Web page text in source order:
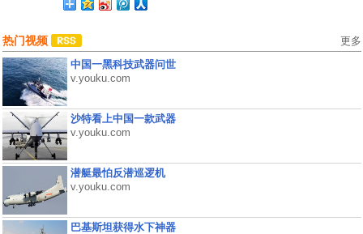
热门视频 更多
中国一黑科技武器问世
v.youku.com
沙特看上中国一款武器
v.youku.com
潜艇最怕反潜巡逻机
v.youku.com
巴基斯坦获得水下神器